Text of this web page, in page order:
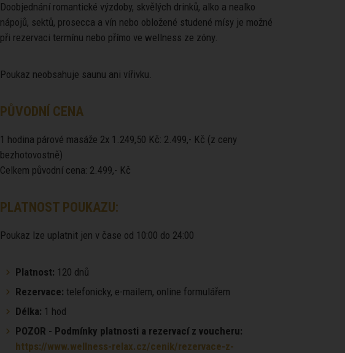
Doobjednání romantické výzdoby, skvělých drinků, alko a nealko
nápojů, sektů, prosecca a vín nebo obložené studené mísy je možné
při rezervaci termínu nebo přímo ve wellness ze zóny.
Poukaz neobsahuje saunu ani vířivku.
PŮVODNÍ CENA
1 hodina párové masáže 2x 1.249,50 Kč: 2.499,- Kč (z ceny
bezhotovostně)
Celkem původní cena: 2.499,- Kč
PLATNOST POUKAZU:
Poukaz lze uplatnit jen v čase od 10:00 do 24:00
Platnost: 120 dnů
Rezervace: telefonicky, e-mailem, online formulářem
Délka: 1 hod
POZOR - Podmínky platnosti a rezervací z voucheru:
https://www.wellness-relax.cz/cenik/rezervace-z-